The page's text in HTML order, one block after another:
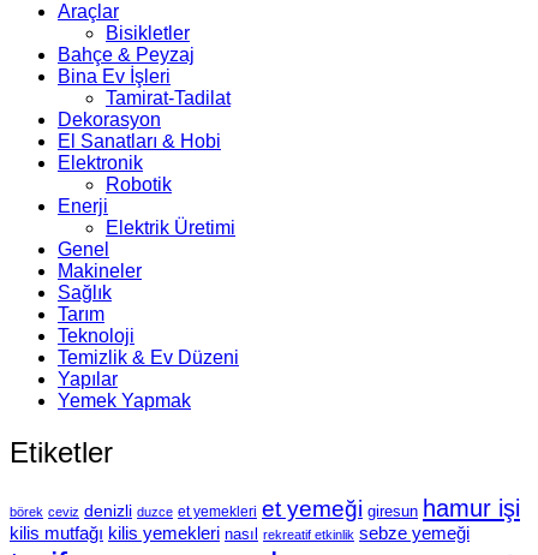
Araçlar
Bisikletler
Bahçe & Peyzaj
Bina Ev İşleri
Tamirat-Tadilat
Dekorasyon
El Sanatları & Hobi
Elektronik
Robotik
Enerji
Elektrik Üretimi
Genel
Makineler
Sağlık
Tarım
Teknoloji
Temizlik & Ev Düzeni
Yapılar
Yemek Yapmak
Etiketler
börek ceviz denizli duzce et yemekleri et yemeği giresun hamur işi
kilis mutfağı kilis yemekleri nasıl rekreatif etkinlik sebze yemeği